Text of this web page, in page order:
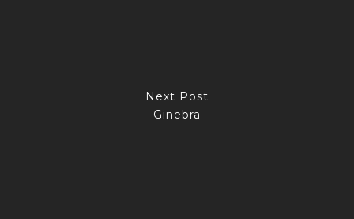
Next Post
Ginebra